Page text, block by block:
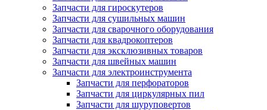
Запчасти для гироскутеров
Запчасти для сушильных машин
Запчасти для сварочного оборудования
Запчасти для квадрокоптеров
Запчасти для эксклюзивных товаров
Запчасти для швейных машин
Запчасти для электроинструмента
Запчасти для перфораторов
Запчасти для циркулярных пил
Запчасти для шуруповертов